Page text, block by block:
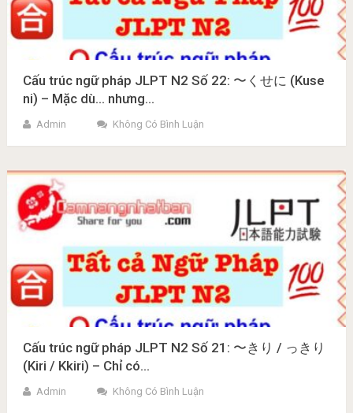
Cấu trúc ngữ pháp JLPT N2 Số 22: 〜くせに (Kuse
ni) – Mặc dù… nhưng…
Admin Không Có Bình Luận
Cấu trúc ngữ pháp JLPT N2 Số 21: 〜きり / っきり
(Kiri / Kkiri) – Chỉ có…
Admin Không Có Bình Luận